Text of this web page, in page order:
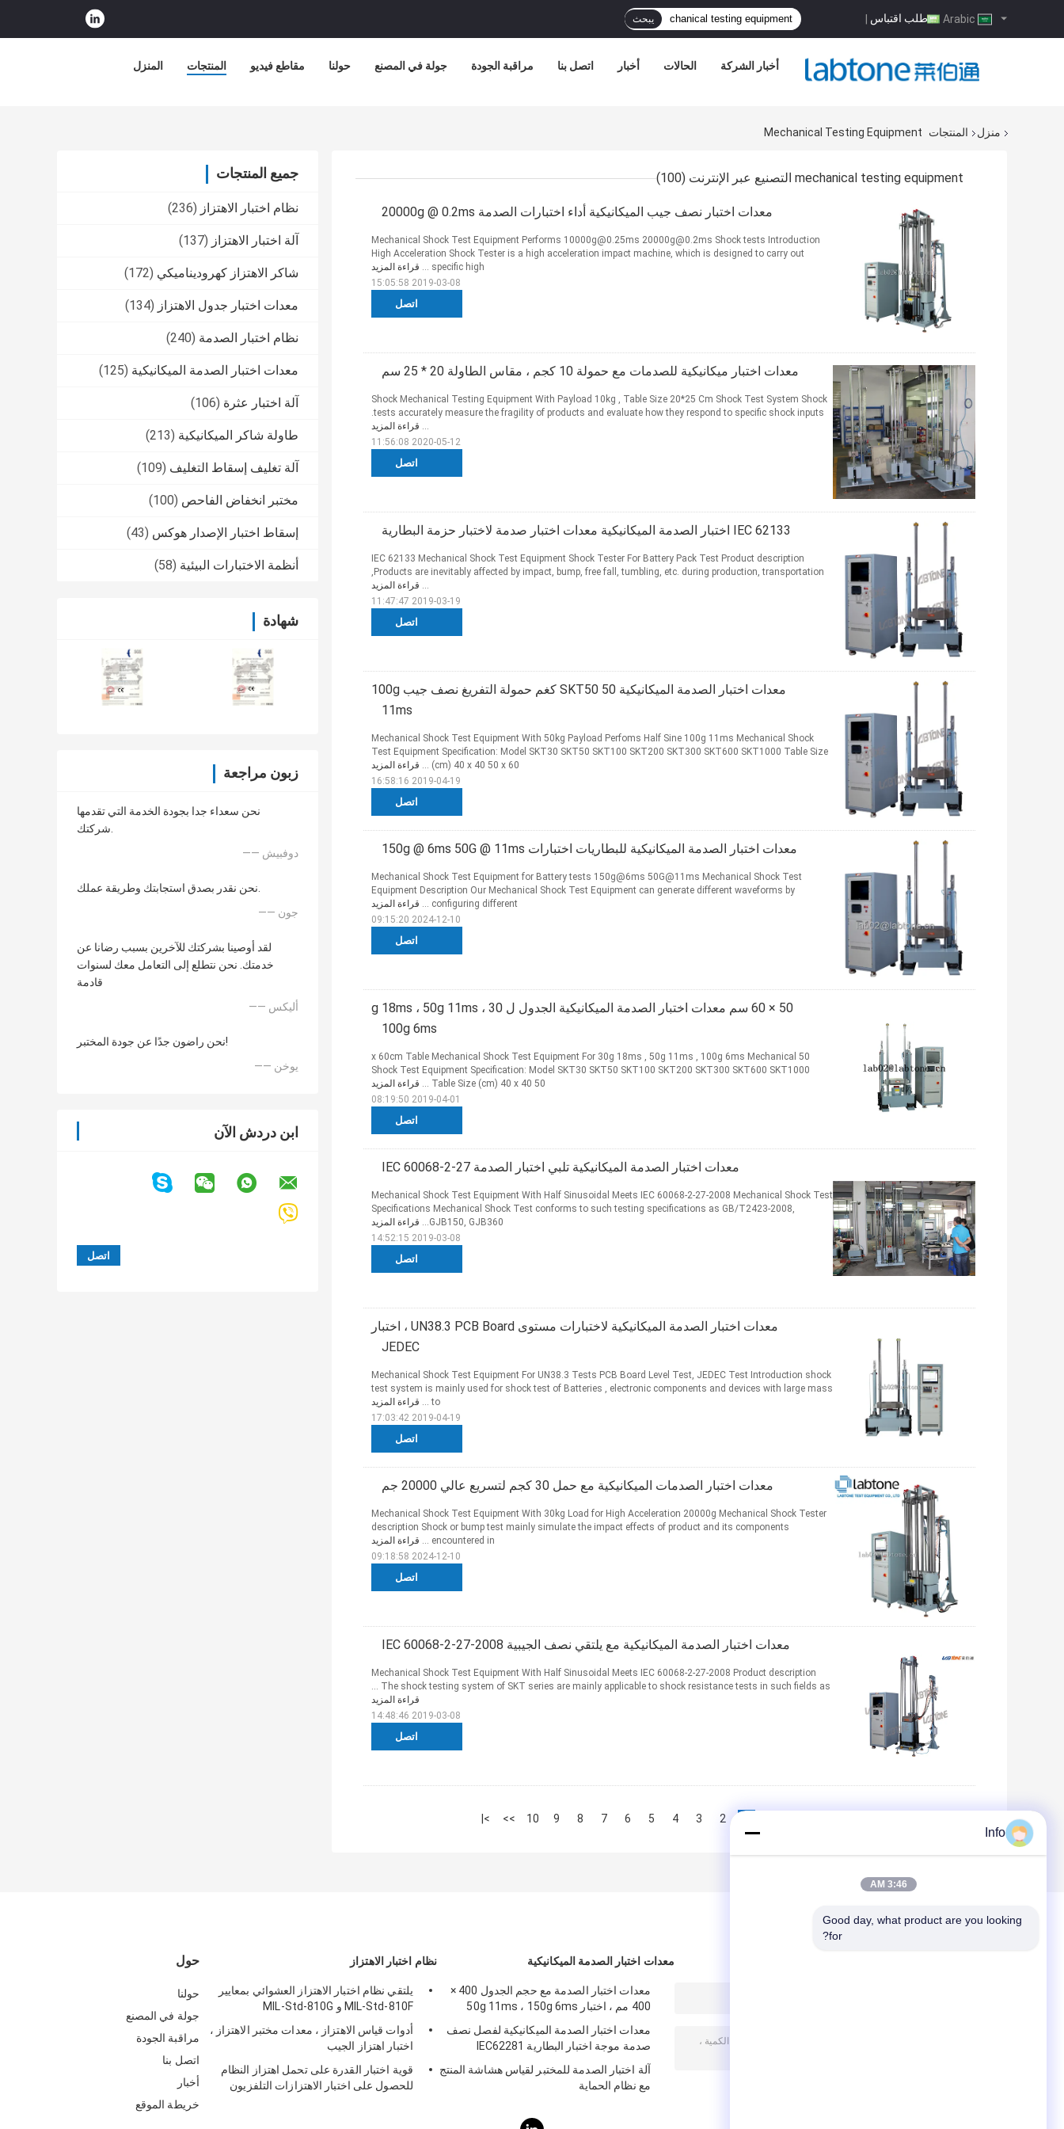
طلب اقتباس | يبحث
المنزل المنتجات مقاطع فيديو حولنا جولة في المصنع مراقبة الجودة اتصل بنا أخبار الحالات أخبار الشركة
منزل المنتجات Mechanical Testing Equipment
جميع المنتجات
نظام اختبار الاهتزاز (236)
آلة اختبار الاهتزاز (137)
شاكر الاهتزاز كهروديناميكي (172)
معدات اختبار جدول الاهتزاز (134)
نظام اختبار الصدمة (240)
معدات اختبار الصدمة الميكانيكية (125)
آلة اختبار عثرة (106)
طاولة شاكر الميكانيكية (213)
آلة تغليف إسقاط التغليف (109)
مختبر انخفاض الفاحص (100)
إسقاط اختبار الإصدار هوكس (43)
أنظمة الاختبارات البيئية (58)
شهادة
زبون مراجعة
نحن سعداء جدا بجودة الخدمة التي تقدمها
شركتك.
—— دوفبيش
نحن نقدر بصدق استجابتك وطريقة عملك.
—— جون
لقد أوصينا بشركتك للآخرين بسبب رضانا عن
خدمتك. نحن نتطلع إلى التعامل معك لسنوات
قادمة
—— أليكس
نحن راضون جدًا عن جودة المختبر!
—— يوخن
ابن دردش الآن
mechanical testing equipment التصنيع عبر الإنترنت (100)
معدات اختبار نصف جيب الميكانيكية أداء اختبارات الصدمة 20000g @ 0.2ms
اتصل
Mechanical Shock Test Equipment Performs 10000g@0.25ms 20000g@0.2ms Shock tests Introduction
High Acceleration Shock Tester is a high acceleration impact machine, which is designed to carry out
specific high ...
قراءة المزيد
2019-03-08 15:05:58
معدات اختبار ميكانيكية للصدمات مع حمولة 10 كجم ، مقاس الطاولة 20 * 25 سم
اتصل
Shock Mechanical Testing Equipment With Payload 10kg , Table Size 20*25 Cm Shock Test System Shock
tests accurately measure the fragility of products and evaluate how they respond to specific shock inputs.
... قراءة المزيد
2020-05-12 11:56:08
IEC 62133 اختبار الصدمة الميكانيكية معدات اختبار صدمة لاختبار حزمة البطارية
اتصل
IEC 62133 Mechanical Shock Test Equipment Shock Tester For Battery Pack Test​ Product description
Products are inevitably affected by impact, bump, free fall, tumbling, etc. during production, transportation,
... قراءة المزيد
2019-03-19 11:47:47
معدات اختبار الصدمة الميكانيكية SKT50 50 كغم حمولة التفريغ نصف جيب 100g
11ms
اتصل
Mechanical Shock Test Equipment With 50kg Payload Perfoms Half Sine 100g 11ms Mechanical Shock
Test Equipment Specification: Model SKT30 SKT50 SKT100 SKT200 SKT300 SKT600 SKT1000 Table Size
(cm) 40 x 40 50 x 60 ...
قراءة المزيد
2019-04-19 16:58:16
معدات اختبار الصدمة الميكانيكية للبطاريات اختبارات 150g @ 6ms 50G @ 11ms
اتصل
Mechanical Shock Test Equipment for Battery tests 150g@6ms 50G@11ms Mechanical Shock Test
Equipment Description Our Mechanical Shock Test Equipment can generate different waveforms by
configuring different ...
قراءة المزيد
2024-12-10 09:15:20
50 × 60 سم معدات اختبار الصدمة الميكانيكية الجدول ل 30 g 18ms ، 50g 11ms ،
100g 6ms
اتصل
50 x 60cm Table Mechanical Shock Test Equipment For 30g 18ms , 50g 11ms , 100g 6ms Mechanical
Shock Test Equipment Specification: Model SKT30 SKT50 SKT100 SKT200 SKT300 SKT600 SKT1000
Table Size (cm) 40 x 40 50 ...
قراءة المزيد
2019-04-01 08:19:50
معدات اختبار الصدمة الميكانيكية تلبي اختبار الصدمة IEC 60068-2-27
اتصل
Mechanical Shock Test Equipment With Half Sinusoidal Meets IEC 60068-2-27-2008 Mechanical Shock Test
Specifications Mechanical Shock Test conforms to such testing specifications as GB/T2423-2008,
GJB150, GJB360...
قراءة المزيد
2019-03-08 14:52:15
معدات اختبار الصدمة الميكانيكية لاختبارات مستوى UN38.3 PCB Board ، اختبار
JEDEC
اتصل
Mechanical Shock Test Equipment For UN38.3 Tests PCB Board Level Test, JEDEC Test Introduction shock
test system is mainly used for shock test of Batteries , electronic components and devices with large mass
to ...
قراءة المزيد
2019-04-19 17:03:42
معدات اختبار الصدمات الميكانيكية مع حمل 30 كجم لتسريع عالي 20000 جم
اتصل
Mechanical Shock Test Equipment With 30kg Load for High Acceleration 20000g Mechanical Shock Tester
description Shock or bump test mainly simulate the impact effects of product and its components
encountered in ...
قراءة المزيد
2024-12-10 09:18:58
معدات اختبار الصدمة الميكانيكية مع يلتقي نصف الجيبية IEC 60068-2-27-2008
اتصل
Mechanical Shock Test Equipment With Half Sinusoidal Meets IEC 60068-2-27-2008 Product description
The shock testing system of SKT series are mainly applicable to shock resistance tests in such fields as ...
قراءة المزيد
2019-03-08 14:48:46
2
3
4
5
6
7
8
9
10
>>
>|
حول
حولنا
جولة في المصنع
مراقبة الجودة
اتصل بنا
أخبار
خريطة الموقع
نظام اختبار الاهتزاز
يلتقي نظام اختبار الاهتزاز العشوائي بمعايير
MIL-Std-810F و MIL-Std-810G
أدوات قياس الاهتزاز ، معدات مختبر الاهتزاز ،
اختبار اهتزاز الجيب
قوية اختبار القدرة على تحمل اهتزاز النظام
للحصول على اختبار الاهتزازات التلفزيون
معدات اختبار الصدمة الميكانيكية
معدات اختبار الصدمة مع حجم الجدول 400 ×
400 مم ، اختبار 50g 11ms ، 150g 6ms
معدات اختبار الصدمة الميكانيكية لفصل نصف
صدمة موجة اختبار البطارية IEC62281
آلة اختبار الصدمة للمختبر لقياس هشاشة المنتج
مع نظام الحماية
Info
3:46 AM
Good day, what product are you looking
for?